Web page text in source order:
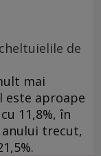
de
mai
este aproape
11,8%, în
anului trecut,